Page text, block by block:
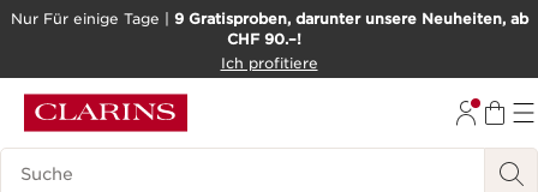
BARRIEREFREIHEITSWERKZEUG
Nur Für einige Tage | 9 Gratisproben, darunter unsere Neuheiten, ab
CHF 90.–!
Ich profitiere
Legende suchen